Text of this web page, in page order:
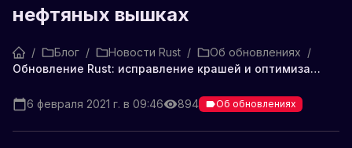
нефтяных вышках
/ Блог / Новости Rust / Об обновлениях /
Обновление Rust: исправление крашей и оптимизация процесса восстановления лута и NPC на нефтяных вышках
6 февраля 2021 г. в 09:46 894 Об обновлениях